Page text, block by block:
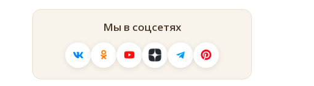
Мы в соцсетях